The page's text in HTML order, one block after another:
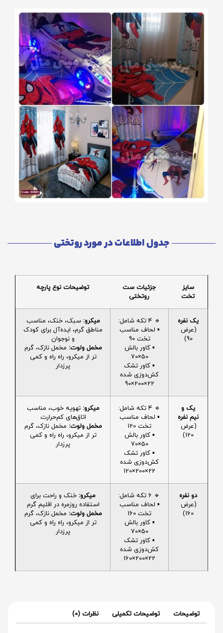
جدول اطلاعات در مورد روتختی
سایز
تخت
جزئیات ست
روتختی
توضیحات نوع پارچه
یک نفره
(عرض
90)
🔹 4 تکه شامل:
▪️ لحاف مناسب
تخت 90
▪️ کاور بالش
50×70
▪️ کاور تشک
کش‌دوزی شده
22×200×90
میکرو: سبک، خنک، مناسب
مناطق گرم، ایده‌آل برای کودک
و نوجوان
مخمل ولوت: مخمل نازک، گرم
تر از میکرو، راه راه و کمی
پرزدار
یک و
نیم نفره
(عرض
120)
🔹 4 تکه شامل:
▪️ لحاف مناسب
تخت 120
▪️ کاور بالش
50×70
▪️ کاور تشک
کش‌دوزی شده
22×200×120
میکرو: تهویه خوب، مناسب
اتاق‌های کم‌حرارت
مخمل ولوت: مخمل نازک، گرم
تر از میکرو، راه راه و کمی
پرزدار
دو نفره
(عرض
160)
🔹 6 تکه شامل:
▪️ لحاف مناسب
تخت 160
▪️ کاور بالش
50×70
▪️ کاور تشک
کش‌دوزی شده
22×200×160
میکرو: خنک و راحت برای
استفاده روزمره در اقلیم گرم
مخمل ولوت: مخمل نازک، گرم
تر از میکرو، راه راه و کمی
پرزدار
توضیحات توضیحات تکمیلی نظرات (0)